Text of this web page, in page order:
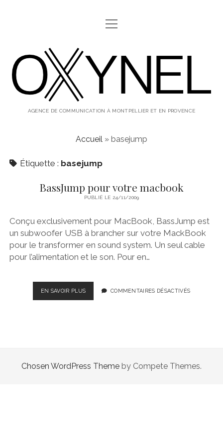
ABOUT
twitterinstagram
linkedin
ouvrir
menu
oxynel,
le
blog
AGENCE DE COMMUNICATION À MONTPELLIER ET EN PROVENCE
Accueil » basejump
Étiquette : basejump
BassJump pour votre macbook
PUBLIÉ LE 24/11/2009
Conçu exclusivement pour MacBook, BassJump est
un subwoofer USB à brancher sur votre MackBook
pour le transformer en sound system. Un seul cable
pour l’alimentation et le son. Pour en…
EN SAVOIR PLUSBASSJUMP
POUR
COMMENTAIRES DÉSACTIVÉS
Chosen WordPress Theme by Compete Themes.